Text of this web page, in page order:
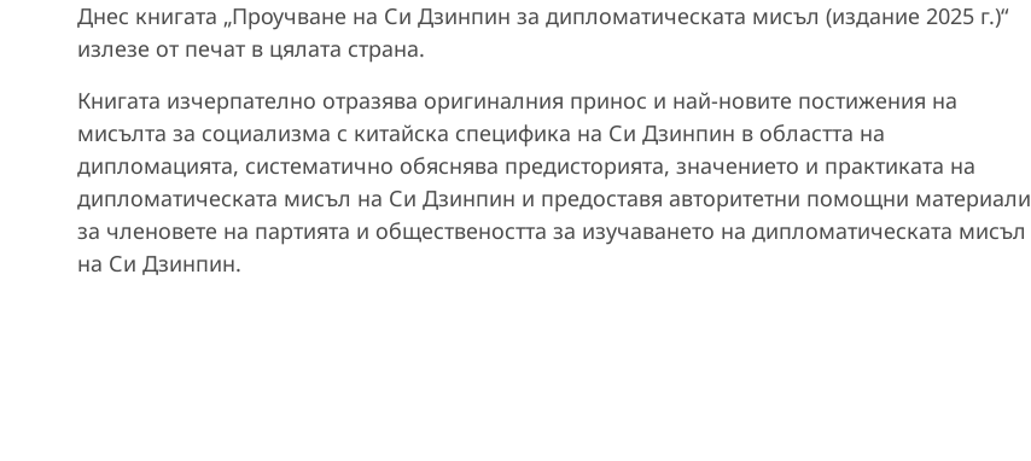
Днес книгата „Проучване на Си Дзинпин за дипломатическата мисъл (издание 2025 г.)“
излезе от печат в цялата страна.
Книгата изчерпателно отразява оригиналния принос и най-новите постижения на
мисълта за социализма с китайска специфика на Си Дзинпин в областта на
дипломацията, систематично обяснява предисторията, значението и практиката на
дипломатическата мисъл на Си Дзинпин и предоставя авторитетни помощни материали
за членовете на партията и обществеността за изучаването на дипломатическата мисъл
на Си Дзинпин.